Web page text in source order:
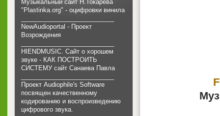
Музыкальный сайт Н.Токарева
"Plastinka.org" - оцифровки винила
NewAudioportal - Проект
Возрождения
HIENDMUSIC. Сайт о хорошем
звуке - КАК ПОСТРОИТЬ
СИСТЕМУ сайт Санаева Павла
Проект Audiophile's Software
посвящен качественному
кодированию и воспроизведению
цифрового звука.